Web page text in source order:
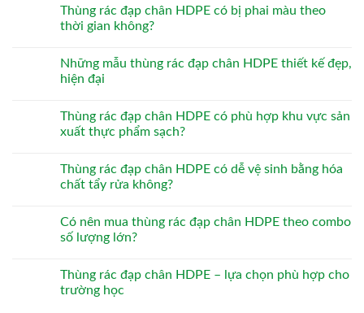
Thùng rác đạp chân HDPE có bị phai màu theo
thời gian không?
Những mẫu thùng rác đạp chân HDPE thiết kế đẹp,
hiện đại
Thùng rác đạp chân HDPE có phù hợp khu vực sản
xuất thực phẩm sạch?
Thùng rác đạp chân HDPE có dễ vệ sinh bằng hóa
chất tẩy rửa không?
Có nên mua thùng rác đạp chân HDPE theo combo
số lượng lớn?
Thùng rác đạp chân HDPE – lựa chọn phù hợp cho
trường học